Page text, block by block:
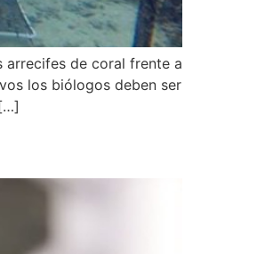
arrecifes de coral frente a
los biólogos deben ser